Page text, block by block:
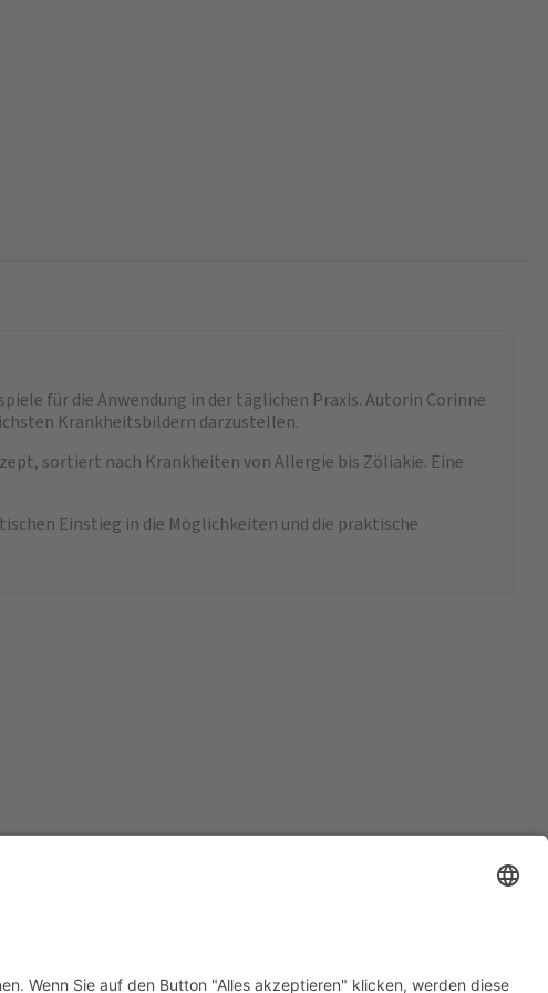
für die Anwendung in der täglichen Praxis. Autorin Corinne
Krankheitsbildern darzustellen.
sortiert nach Krankheiten von Allergie bis Zöliakie. Eine
Einstieg in die Möglichkeiten und die praktische